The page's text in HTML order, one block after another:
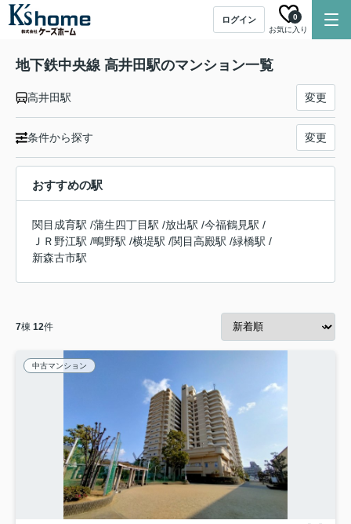
ログイン
お気に入り
0
地下鉄中央線 高井田駅のマンション一覧
高井田駅 変更
条件から探す 変更
おすすめの駅
関目成育駅 /蒲生四丁目駅 /放出駅 /今福鶴見駅 /
ＪＲ野江駅 /鴫野駅 /横堤駅 /関目高殿駅 /緑橋駅 /
新森古市駅
7棟 12件
中古マンション